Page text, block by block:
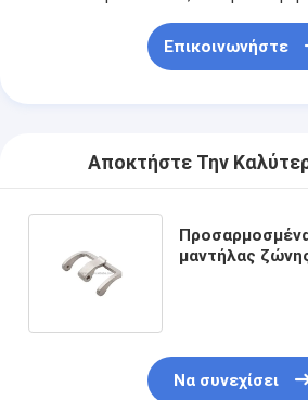
Επικοινωνήστε
Αποκτήστε Την
μαντήλας
Να συνεχίσει